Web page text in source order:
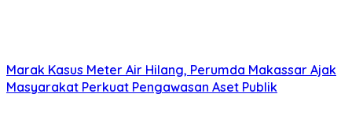
Marak Kasus Meter Air Hilang, Perumda Makassar Ajak
Masyarakat Perkuat Pengawasan Aset Publik